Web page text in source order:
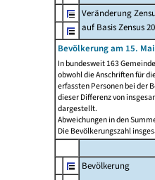
Veränderung
auf Basis Zensus
Bevölkerung am 15.
In bundesweit 163
obwohl die Anschriften für
erfassten Personen bei der
dieser Differenz von
dargestellt.
Abweichungen in den
Die Bevölkerungszahl
Bevölkerung